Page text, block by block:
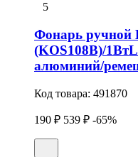
5
Фонарь
(KOS108B)/
алюминий/
Код товара: 491870
190 ₽ 539 ₽ -65%